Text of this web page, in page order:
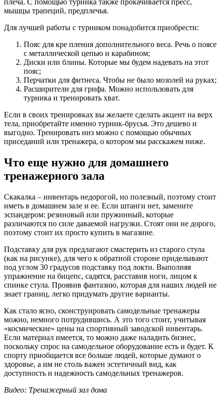
плеча. С помощью турника также прокачивается пресс,
мышцы трапеций, предплечья.
Для лучшей работы с турником понадобится приобрести:
Пояс для кре пления дополнительного веса. Речь о поясе
с металлической цепью и карабином;
Диски или блины. Которые мы будем надевать на этот
пояс;
Перчатки для фитнеса. Чтобы не было мозолей на руках;
Расширители для грифа. Можно использовать для
турника и тренировать хват.
Если в своих тренировках вы желаете сделать акцент на верх
тела, приобретайте именно турник-брусья. Это дешево и
выгодно. Тренировать низ можно с помощью обычных
приседаний или тренажера, о котором мы расскажем ниже.
Что еще нужно для домашнего
тренажерного зала
Скакалка – инвентарь недорогой, но полезный, поэтому стоит
иметь в домашнем зале и ее. Если штанги нет, замените
эспандером: резиновый или пружинный, которые
различаются по силе даваемой нагрузки. Стоят они не дорого,
поэтому стоит их просто купить в магазине.
Подставку для рук предлагают смастерить из старого стула
(как на рисунке), для чего к обратной стороне приделывают
под углом 30 градусов подставку под локти. Выполняя
упражнение на бицепс, садятся, расставив ноги, лицом к
спинке стула. Проявив фантазию, которая для наших людей не
знает границ, легко придумать другие варианты.
Как стало ясно, сконструировать самодельные тренажеры
можно, немного потрудившись. А это того стоит, учитывая
«космические» цены на спортивный заводской инвентарь.
Если материал имеется, то можно даже наладить бизнес,
поскольку спрос на самодельное оборудование есть и будет. К
спорту приобщается все больше людей, которые думают о
здоровье, а им не столь важен эстетичный вид, как
доступность и надежность самодельных тренажеров.
Видео: Тренажерный зал дома